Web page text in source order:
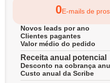
0E-mails de
Novos leads por ano
Clientes pagantes
Valor médio do pedido
Receita anual potencial
Desconto na cobrança
Custo anual da Scribe